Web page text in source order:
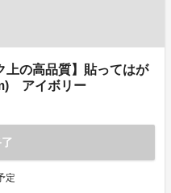
上の高品質】貼ってはが
アイボリー
定